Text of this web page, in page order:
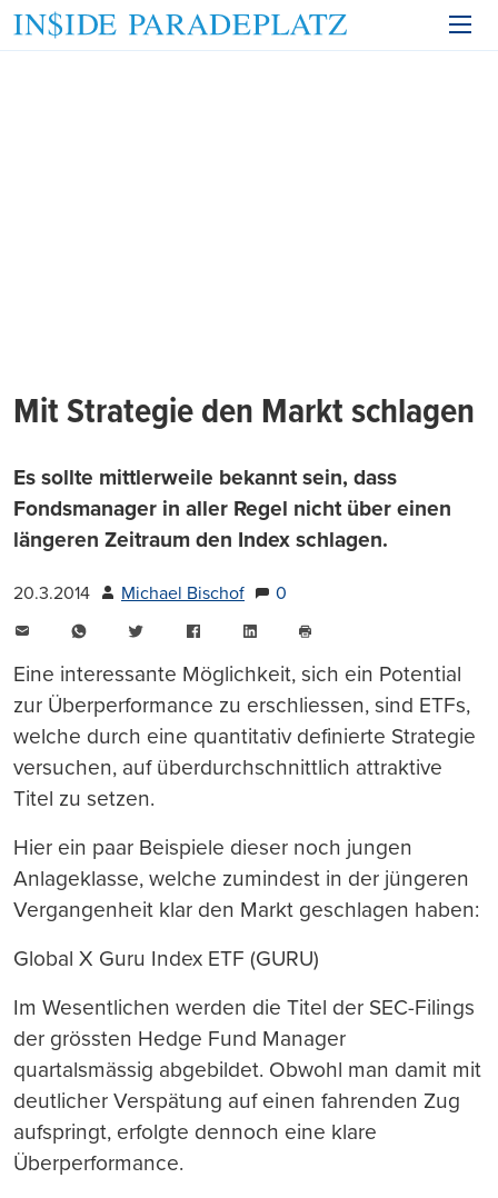
Mit Strategie den Markt schlagen
Es sollte mittlerweile bekannt sein, dass
Fondsmanager in aller Regel nicht über einen
längeren Zeitraum den Index schlagen.
20.3.2014 Michael Bischof
0
WhatsAppTwitter FacebookLinkedIn
drucken
Eine interessante Möglichkeit, sich ein Potential
zur Überperformance zu erschliessen, sind ETFs,
welche durch eine quantitativ definierte Strategie
versuchen, auf überdurchschnittlich attraktive
Titel zu setzen.
Hier ein paar Beispiele dieser noch jungen
Anlageklasse, welche zumindest in der jüngeren
Vergangenheit klar den Markt geschlagen haben:
Global X Guru Index ETF (GURU)
Im Wesentlichen werden die Titel der SEC-Filings
der grössten Hedge Fund Manager
quartalsmässig abgebildet. Obwohl man damit mit
deutlicher Verspätung auf einen fahrenden Zug
aufspringt, erfolgte dennoch eine klare
Überperformance.